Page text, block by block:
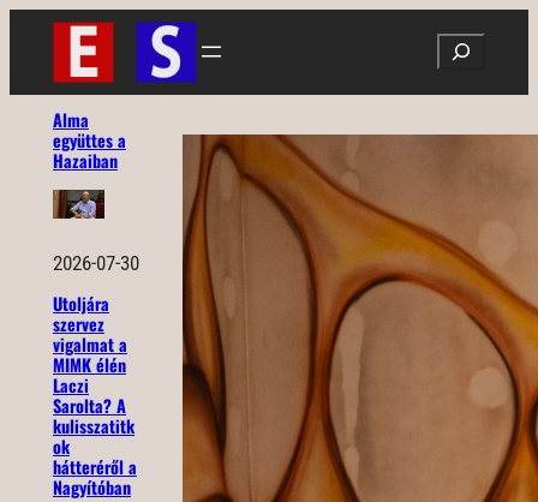
Ugrás
tartalomhoz
Search
Alma
együttes a
Hazaiban
2026-07-30
Utoljára
szervez
vigalmat a
MIMK élén
Laczi
Sarolta? A
kulisszatitk
ok
hátteréről a
Nagyítóban